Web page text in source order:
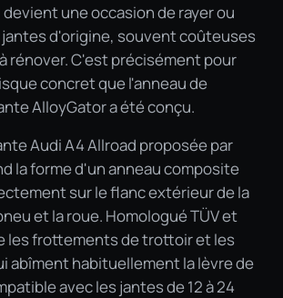
une occasion de rayer ou
d'origine, souvent coûteuses
rénover. C'est précisément pour
concret que l'anneau de
AlloyGator a été conçu.
Audi A4 Allroad proposée par
la forme d'un anneau composite
sur le flanc extérieur de la
et la roue. Homologué TÜV et
les frottements de trottoir et les
abîment habituellement la lèvre de
avec les jantes de 12 à 24